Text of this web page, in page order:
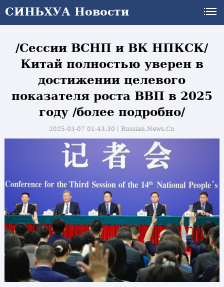
СИНЬХУА Новости
СИНЬХУА Новости
/Сессии ВСНП и ВК НПКСК/
Китай полностью уверен в
достижении целевого
показателя роста ВВП в 2025
году /более подробно/
2025-03-07 01:43:30丨Russian.News.Cn